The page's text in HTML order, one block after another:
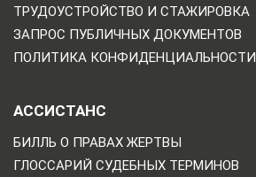
ТРУДОУСТРОЙСТВО И СТАЖИРОВКА
ЗАПРОС ПУБЛИЧНЫХ ДОКУМЕНТОВ
ПОЛИТИКА КОНФИДЕНЦИАЛЬНОСТИ
АССИСТАНС
БИЛЛЬ О ПРАВАХ ЖЕРТВЫ
ГЛОССАРИЙ СУДЕБНЫХ ТЕРМИНОВ